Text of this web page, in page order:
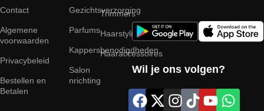
Contact
Algemene
voorwaarden
Privacybeleid
Bestellen en
Betalen
Gezichtsverzorging
Parfums
Kappersbenodigdheden
Salon
nrichting
Trimmers
Haarstyling
Haaraccessoires
Wil je ons volgen?